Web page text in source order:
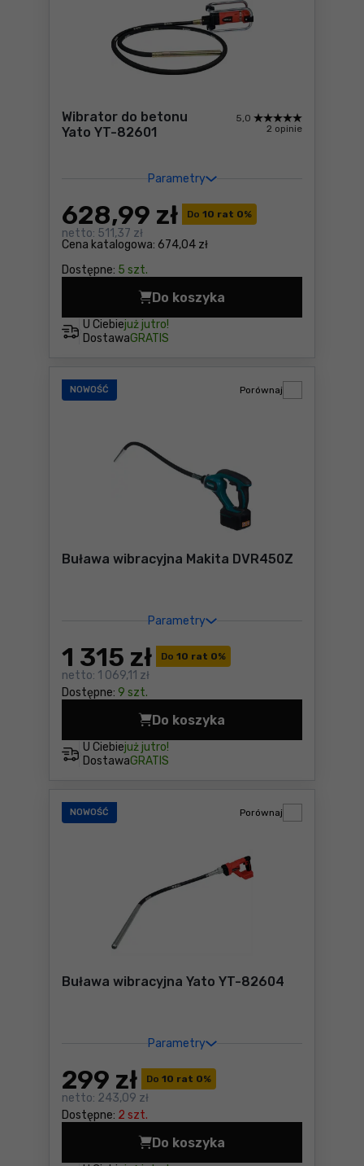
Wibrator do betonu
Yato YT-82601
Parametry
5,0
2 opinie
Do 10 rat 0%
Cena katalogowa: 674,04 zł
628,99 zł
netto: 511,37 zł
Dostępne: 5 szt.
U Ciebiejuż jutro!
DostawaGRATIS
Do koszyka
Wibrator do betonu Yato
NOWOŚĆ
Buława wibracyjna Makita DVR450Z
Parametry
Do 10 rat 0%
1 315 zł
netto: 1 069,11 zł
Dostępne: 9 szt.
Porównaj
U Ciebiejuż jutro!
DostawaGRATIS
Do koszyka
Buława wibracyjna Makita
NOWOŚĆ
Buława wibracyjna Yato YT-82604
Parametry
Do 10 rat 0%
299 zł
netto: 243,09 zł
Dostępne: 2 szt.
Porównaj
Do koszyka
Buława wibracyjna Yato